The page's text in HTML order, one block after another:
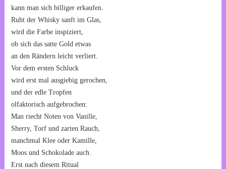
kann man sich billiger erkaufen.
Ruht der Whisky sanft im Glas,
wird die Farbe inspiziert,
ob sich das satte Gold etwas
an den Rändern leicht verliert.
Vor dem ersten Schluck
wird erst mal ausgiebig gerochen,
und der edle Tropfen
olfaktorisch aufgebrochen:
Man riecht Noten von Vanille,
Sherry, Torf und zarten Rauch,
manchmal Klee oder Kamille,
Moos und Schokolade auch.
Erst nach diesem Ritual